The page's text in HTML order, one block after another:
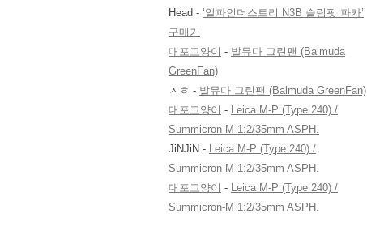
Head - ‘알파인더스트리 N3B 슬림핏 파카’
구매기
대포고양이 - 발뮤다 그린팬 (Balmuda
GreenFan)
ㅅㅎ - 발뮤다 그린팬 (Balmuda GreenFan)
대포고양이 - Leica M-P (Type 240) /
Summicron-M 1:2/35mm ASPH.
JiNJiN - Leica M-P (Type 240) /
Summicron-M 1:2/35mm ASPH.
대포고양이 - Leica M-P (Type 240) /
Summicron-M 1:2/35mm ASPH.